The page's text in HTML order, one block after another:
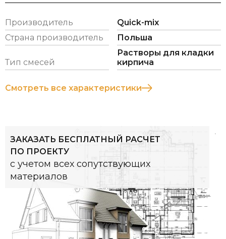
содержит крупные фракции зерн;
- для внутреннего и наружного использования;
- 9 цветов кладочного раствора;
- расход: ок. 0,9-1 кг / 1 кирпич, при размере
M10 согласно EN 998-2
Наименование
и цвет
Артикул
Вес
мешка,
кг/шт
Мешков
на
паллете,
шт
Производитель
Quick-mix
Страна производитель
Польша
Тип смесей
Растворы для кладки
кирпича
Смотреть все характеристики
ЗАКАЗАТЬ БЕСПЛАТНЫЙ РАСЧЕТ
ПО ПРОЕКТУ
с учетом всех сопутствующих
материалов